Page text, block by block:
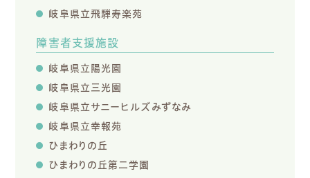
岐阜県立飛騨寿楽苑
障害者支援施設
岐阜県立陽光園
岐阜県立三光園
岐阜県立サニーヒルズみずなみ
岐阜県立幸報苑
ひまわりの丘
ひまわりの丘第二学園